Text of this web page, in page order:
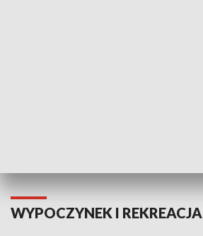
WYPOCZYNEK I REKREACJA